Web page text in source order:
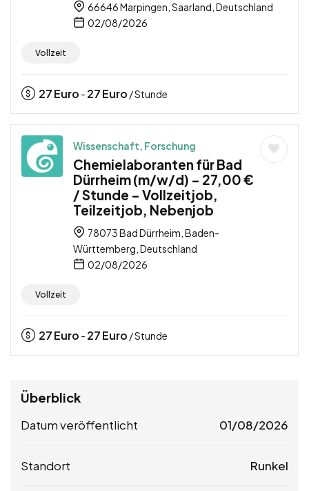
66646 Marpingen, Saarland, Deutschland
02/08/2026
Vollzeit
27Euro - 27Euro / Stunde
Wissenschaft, Forschung
Chemielaboranten für Bad
Dürrheim (m/w/d) – 27,00 €
/ Stunde – Vollzeitjob,
Teilzeitjob, Nebenjob
78073 Bad Dürrheim, Baden-
Württemberg, Deutschland
02/08/2026
Vollzeit
27Euro - 27Euro / Stunde
Überblick
Datum veröffentlicht 01/08/2026
Standort Runkel